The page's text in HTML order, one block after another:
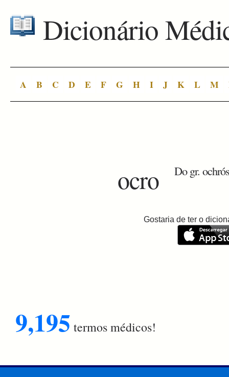
Dicionário
A B C D E F G H I J K L M
ocro Do gr.
Gostaria de ter o
9,195 termos médicos!